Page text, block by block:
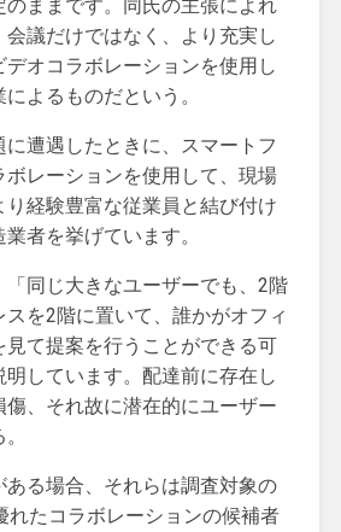
ままです。同氏の主張によれ
議だけではなく、より充実し
オコラボレーションを使用し
よるものだという。
遭遇したときに、スマートフ
ボレーションを使用して、現場
経験豊富な従業員と結び付け
者を挙げています。
「同じ大きなユーザーでも、2階
を2階に置いて、誰かがオフィ
見て提案を行うことができる可
しています。配達前に存在し
傷、それ故に潜在的にユーザー
る場合、それらは調査対象の
れたコラボレーションの候補者